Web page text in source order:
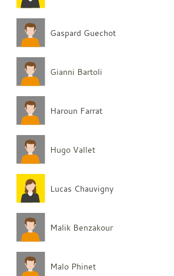
Gaspard Guechot
Gianni Bartoli
Haroun Farrat
Hugo Vallet
Lucas Chauvigny
Malik Benzakour
Malo Phinet